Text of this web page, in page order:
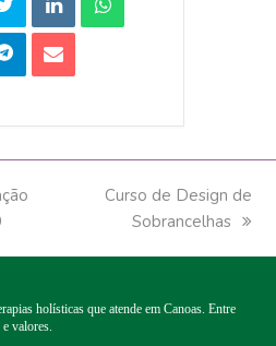
next
post:
Curso de Design de
Sobrancelhas
holísticas que atende em Canoas. Entre
valores.